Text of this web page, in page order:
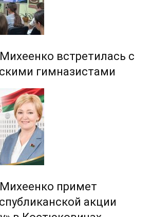
встретилась с
гимназистами
примет
акции